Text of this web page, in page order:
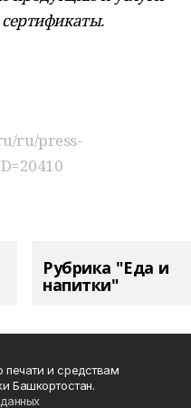
ru/press-
Рубрика "Еда и
напитки"
печати и средствам
Башкортостан.